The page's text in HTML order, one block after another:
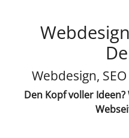
Webdesign,
Den Kopf voller